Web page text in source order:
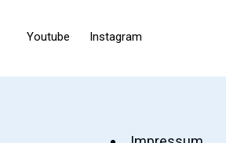
Youtube Instagram